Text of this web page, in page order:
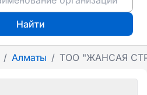
Найти
/ Алматы / ТОО "ЖАНСАЯ